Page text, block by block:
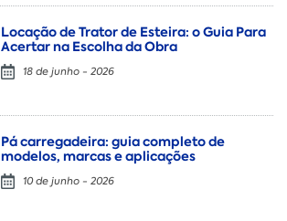
Locação de Trator de Esteira: o Guia Para
Acertar na Escolha da Obra
18 de junho - 2026
Pá carregadeira: guia completo de
modelos, marcas e aplicações
10 de junho - 2026